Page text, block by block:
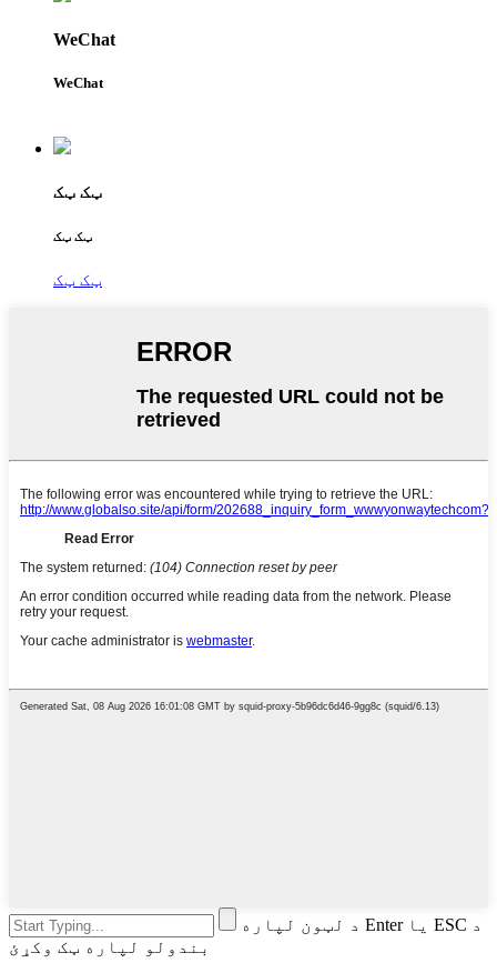
WeChat
WeChat
ټک ټک
ټک ټک
ټک ټک
د لټون لپاره Enter یا ESC د
بندولو لپاره ټک وکړئ